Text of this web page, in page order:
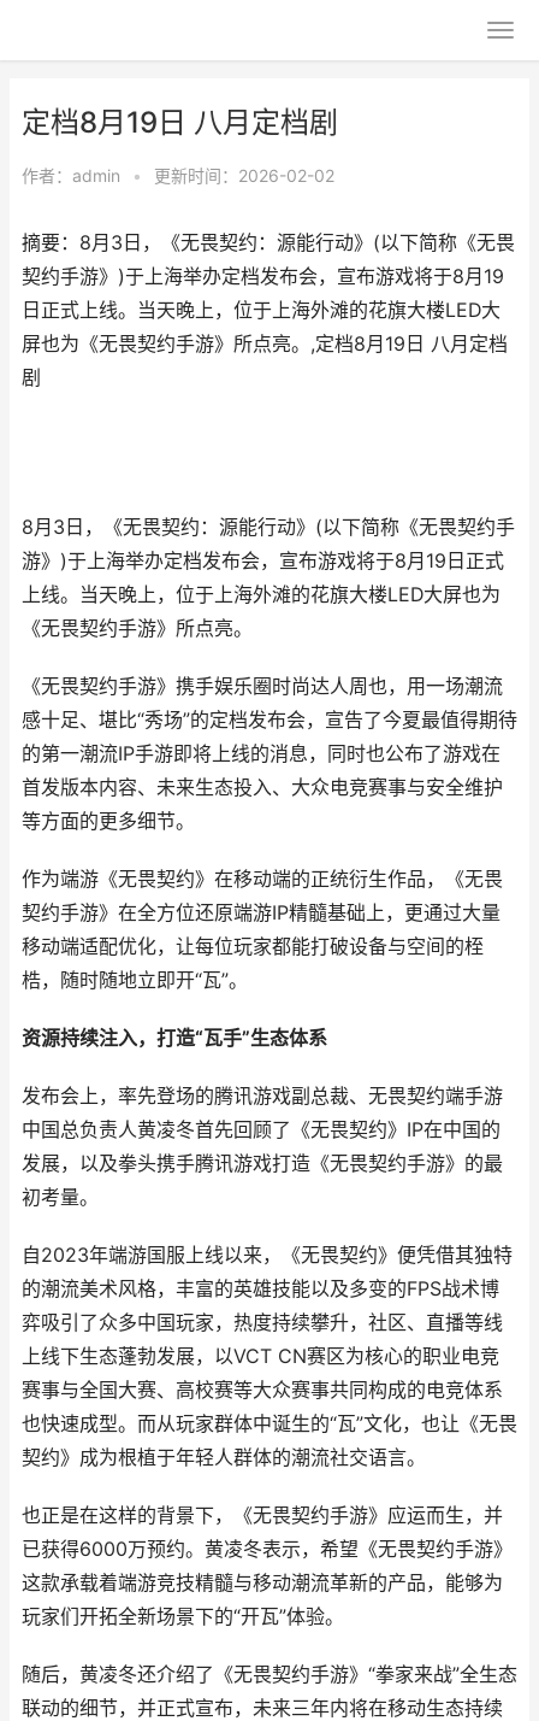
定档8月19日 八月定档剧
作者： admin • 更新时间：2026-02-02
摘要：8月3日，《无畏契约：源能行动》(以下简称《无畏
契约手游》)于上海举办定档发布会，宣布游戏将于8月19
日正式上线。当天晚上，位于上海外滩的花旗大楼LED大
屏也为《无畏契约手游》所点亮。,定档8月19日 八月定档
剧
8月3日，《无畏契约：源能行动》(以下简称《无畏契约手
游》)于上海举办定档发布会，宣布游戏将于8月19日正式
上线。当天晚上，位于上海外滩的花旗大楼LED大屏也为
《无畏契约手游》所点亮。
《无畏契约手游》携手娱乐圈时尚达人周也，用一场潮流
感十足、堪比“秀场”的定档发布会，宣告了今夏最值得期待
的第一潮流IP手游即将上线的消息，同时也公布了游戏在
首发版本内容、未来生态投入、大众电竞赛事与安全维护
等方面的更多细节。
作为端游《无畏契约》在移动端的正统衍生作品，《无畏
契约手游》在全方位还原端游IP精髓基础上，更通过大量
移动端适配优化，让每位玩家都能打破设备与空间的桎
梏，随时随地立即开“瓦”。
资源持续注入，打造“瓦手”生态体系
发布会上，率先登场的腾讯游戏副总裁、无畏契约端手游
中国总负责人黄凌冬首先回顾了《无畏契约》IP在中国的
发展，以及拳头携手腾讯游戏打造《无畏契约手游》的最
初考量。
自2023年端游国服上线以来，《无畏契约》便凭借其独特
的潮流美术风格，丰富的英雄技能以及多变的FPS战术博
弈吸引了众多中国玩家，热度持续攀升，社区、直播等线
上线下生态蓬勃发展，以VCT CN赛区为核心的职业电竞
赛事与全国大赛、高校赛等大众赛事共同构成的电竞体系
也快速成型。而从玩家群体中诞生的“瓦”文化，也让《无畏
契约》成为根植于年轻人群体的潮流社交语言。
也正是在这样的背景下，《无畏契约手游》应运而生，并
已获得6000万预约。黄凌冬表示，希望《无畏契约手游》
这款承载着端游竞技精髓与移动潮流革新的产品，能够为
玩家们开拓全新场景下的“开瓦”体验。
随后，黄凌冬还介绍了《无畏契约手游》“拳家来战”全生态
联动的细节，并正式宣布，未来三年内将在移动生态持续